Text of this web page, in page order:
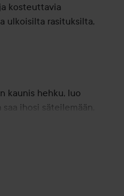
kosteuttavia
ulkoisilta rasituksilta,
kaunis hehku, luo
ihosi säteilemään.
peittävämmän
koko kasvoille